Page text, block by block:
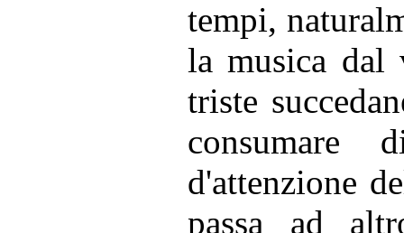
tempi,
la musica dal
triste
consumare
d'attenzione
passa ad